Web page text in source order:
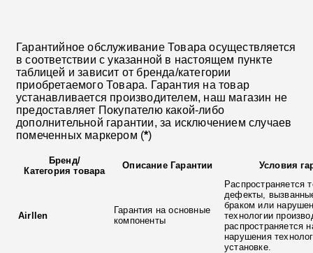
Гарантийное обслуживание Товара осуществляется
в соответствии с указанной в настоящем пункте
таблицей и зависит от бренда/категории
приобретаемого Товара. Гарантия на товар
устанавливается производителем, наш магазин не
предоставляет Покупателю какой-либо
дополнительной гарантии, за исключением случаев
помеченных маркером (*)
Бренд/
Категория товара
Описание Гарантии Условия
Airllen
Гарантия на основные
компоненты
Распространяется
дефекты,
браком или
технологии
распространяется
нарушения
установке.